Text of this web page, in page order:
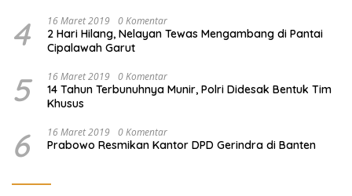
4 16 Maret 2019 0 Komentar
2 Hari Hilang, Nelayan Tewas Mengambang di Pantai
Cipalawah Garut
5 16 Maret 2019 0 Komentar
14 Tahun Terbunuhnya Munir, Polri Didesak Bentuk Tim
Khusus
6 16 Maret 2019 0 Komentar
Prabowo Resmikan Kantor DPD Gerindra di Banten